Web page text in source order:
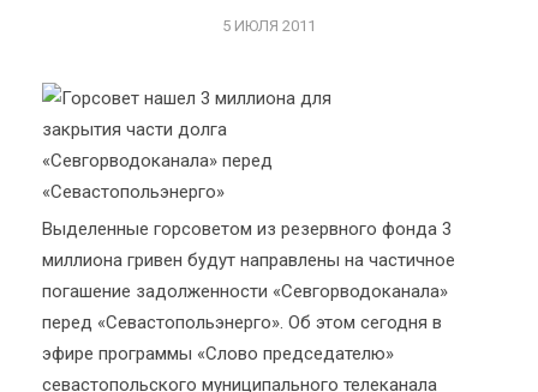
5 ИЮЛЯ 2011
Выделенные горсоветом из резервного фонда 3
миллиона гривен будут направлены на частичное
погашение задолженности «Севгорводоканала»
перед «Севастопольэнерго». Об этом сегодня в
эфире программы «Слово председателю»
севастопольского муниципального телеканала